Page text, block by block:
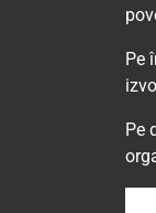
Pe
Pe